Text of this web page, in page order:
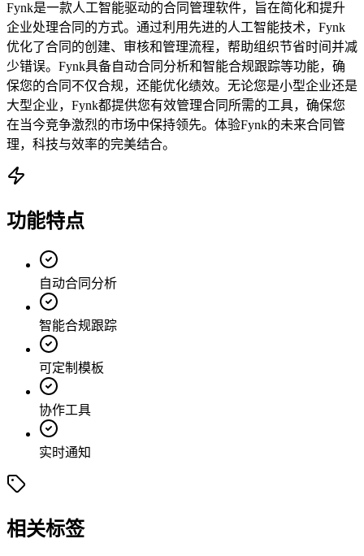
Fynk是一款人工智能驱动的合同管理软件，旨在简化和提升
企业处理合同的方式。通过利用先进的人工智能技术，Fynk
优化了合同的创建、审核和管理流程，帮助组织节省时间并减
少错误。Fynk具备自动合同分析和智能合规跟踪等功能，确
保您的合同不仅合规，还能优化绩效。无论您是小型企业还是
大型企业，Fynk都提供您有效管理合同所需的工具，确保您
在当今竞争激烈的市场中保持领先。体验Fynk的未来合同管
理，科技与效率的完美结合。
功能特点
自动合同分析
智能合规跟踪
可定制模板
协作工具
实时通知
相关标签